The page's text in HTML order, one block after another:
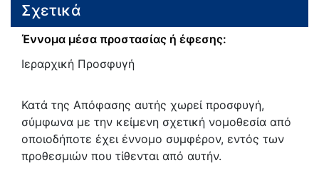
Σχετικά
Έννομα μέσα προστασίας ή έφεσης:
Ιεραρχική Προσφυγή
Κατά της Απόφασης αυτής χωρεί προσφυγή,
σύμφωνα με την κείμενη σχετική νομοθεσία από
οποιοδήποτε έχει έννομο συμφέρον, εντός των
προθεσμιών που τίθενται από αυτήν.